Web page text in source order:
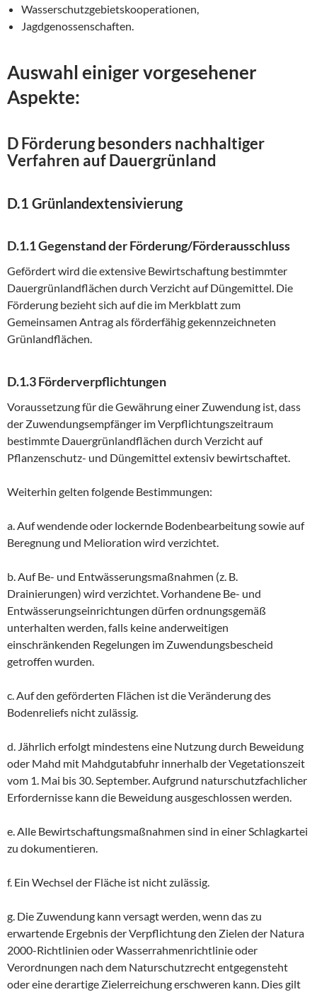
Wasserschutzgebietskooperationen,
Jagdgenossenschaften.
Auswahl einiger vorgesehener
Aspekte:
D Förderung besonders nachhaltiger
Verfahren auf Dauergrünland
D.1 Grünlandextensivierung
D.1.1 Gegenstand der Förderung/Förderausschluss
Gefördert wird die extensive Bewirtschaftung bestimmter
Dauergrünlandflächen durch Verzicht auf Düngemittel. Die
Förderung bezieht sich auf die im Merkblatt zum
Gemeinsamen Antrag als förderfähig gekennzeichneten
Grünlandflächen.
D.1.3 Förderverpflichtungen
Voraussetzung für die Gewährung einer Zuwendung ist, dass
der Zuwendungsempfänger im Verpflichtungszeitraum
bestimmte Dauergrünlandflächen durch Verzicht auf
Pflanzenschutz- und Düngemittel extensiv bewirtschaftet.
Weiterhin gelten folgende Bestimmungen:
a. Auf wendende oder lockernde Bodenbearbeitung sowie auf
Beregnung und Melioration wird verzichtet.
b. Auf Be- und Entwässerungsmaßnahmen (z. B.
Drainierungen) wird verzichtet. Vorhandene Be- und
Entwässerungseinrichtungen dürfen ordnungsgemäß
unterhalten werden, falls keine anderweitigen
einschränkenden Regelungen im Zuwendungsbescheid
getroffen wurden.
c. Auf den geförderten Flächen ist die Veränderung des
Bodenreliefs nicht zulässig.
d. Jährlich erfolgt mindestens eine Nutzung durch Beweidung
oder Mahd mit Mahdgutabfuhr innerhalb der Vegetationszeit
vom 1. Mai bis 30. September. Aufgrund naturschutzfachlicher
Erfordernisse kann die Beweidung ausgeschlossen werden.
e. Alle Bewirtschaftungsmaßnahmen sind in einer Schlagkartei
zu dokumentieren.
f. Ein Wechsel der Fläche ist nicht zulässig.
g. Die Zuwendung kann versagt werden, wenn das zu
erwartende Ergebnis der Verpflichtung den Zielen der Natura
2000-Richtlinien oder Wasserrahmenrichtlinie oder
Verordnungen nach dem Naturschutzrecht entgegensteht
oder eine derartige Zielerreichung erschweren kann. Dies gilt